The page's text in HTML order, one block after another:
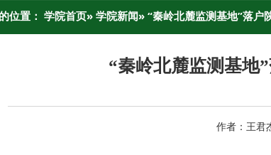
位置： 学院首页» 学院新闻» “秦岭北麓监测基地”落户
“秦岭北麓监测基地
作者：王